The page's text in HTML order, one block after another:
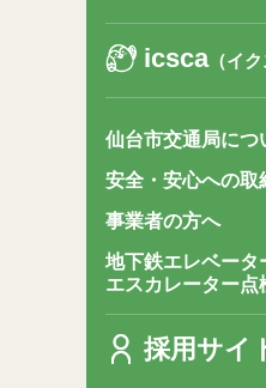
icsca（イク
仙台市交通局につ
安全・安心への取
事業者の方へ
地下鉄エレベータ
エスカレーター点
採用サイ